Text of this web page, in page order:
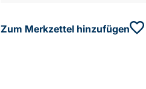
Zum Merkzettel hinzufügen